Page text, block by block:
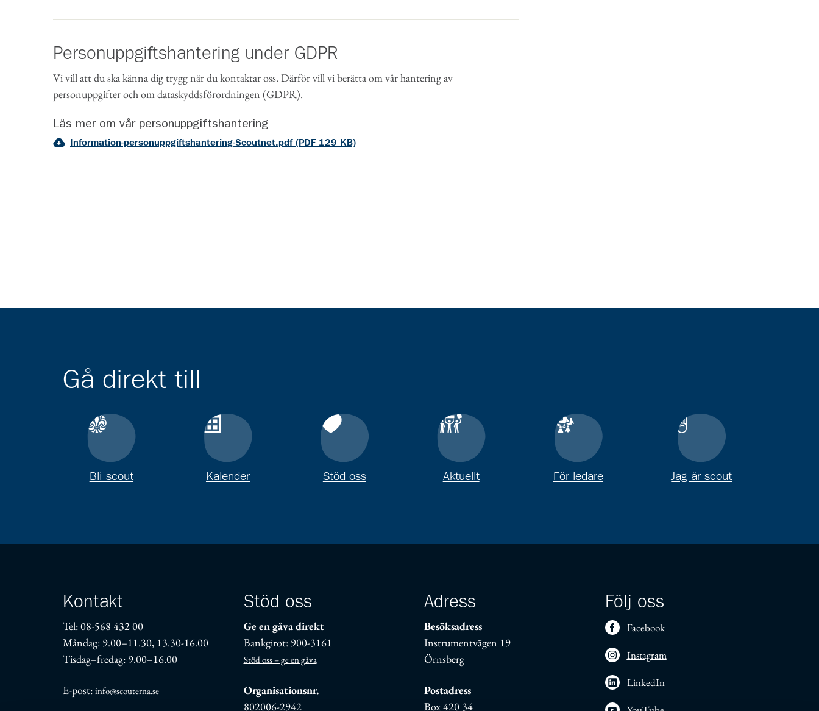
Personuppgiftshantering under GDPR
Vi vill att du ska känna dig trygg när du kontaktar oss. Därför vill vi berätta om vår hantering av
personuppgifter och om dataskyddsförordningen (GDPR).
Läs mer om vår personuppgiftshantering
Information-personuppgiftshantering-Scoutnet.pdf (PDF 129 KB)
Gå direkt till
Bli scout Kalender Stöd oss Aktuellt För ledare Jag är scout
Kontakt
Tel: 08-568 432 00
Måndag: 9.00–11.30, 13.30-16.00
Tisdag–fredag: 9.00–16.00
E-post: info@scouterna.se
Stöd oss
Ge en gåva direkt
Bankgirot: 900-3161
Stöd oss – ge en gåva
Organisationsnr.
802006-2942
Adress
Besöksadress
Instrumentvägen 19
Örnsberg
Postadress
Box 420 34
Följ oss
Facebook
Instagram
LinkedIn